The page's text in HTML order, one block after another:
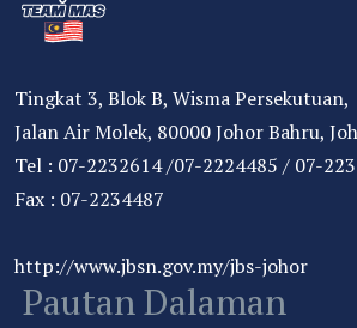
Tingkat 3, Blok B, Wisma Persekutuan,
Jalan Air Molek, 80000 Johor Bahru,
Tel : 07-2232614 /07-2224485 / 07-
Fax : 07-2234487
http://www.jbsn.gov.my/jbs-johor
Pautan Dalaman